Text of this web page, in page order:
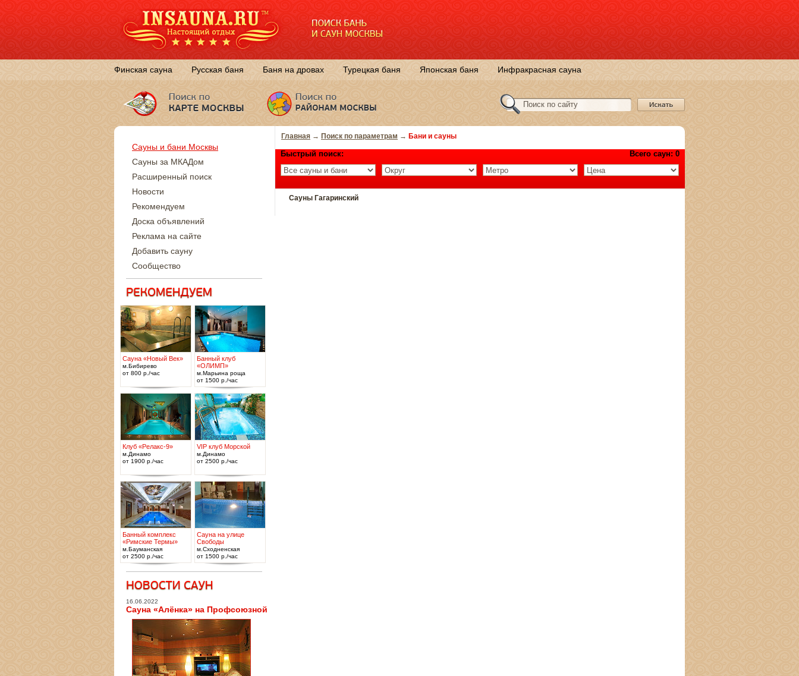
Финская сауна Русская баня Баня на дровах Турецкая баня Японская баня Инфракрасная сауна
Главная → Поиск по параметрам → Бани и сауны
Всего саун: 0
Быстрый поиск:
Сауны Гагаринский
Сауны и бани Москвы
Сауны за МКАДом
Расширенный поиск
Новости
Рекомендуем
Доска объявлений
Реклама на сайте
Добавить сауну
Сообщество
Сауна «Новый Век»
м.Бибирево
от 800 р./час
Банный клуб
«ОЛИМП»
м.Марьина роща
от 1500 р./час
Клуб «Релакс-9»
м.Динамо
от 1900 р./час
VIP клуб Морской
м.Динамо
от 2500 р./час
Банный комплекс
«Римские Термы»
м.Бауманская
от 2500 р./час
Сауна на улице
Свободы
м.Сходненская
от 1500 р./час
16.06.2022
Сауна «Алёнка» на Профсоюзной